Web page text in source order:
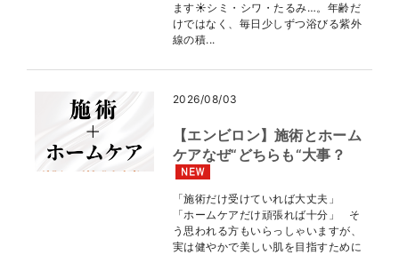
ます☀️シミ・シワ・たるみ…。年齢だ
けではなく、毎日少しずつ浴びる紫外
線の積...
2026/08/03
【エンビロン】施術とホーム
ケアなぜ“どちらも“大事？
「施術だけ受けていれば大丈夫」
「ホームケアだけ頑張れば十分」 そ
う思われる方もいらっしゃいますが、
実は健やかで美しい肌を目指すために